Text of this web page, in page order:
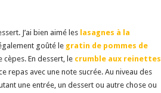
J’ai bien aimé les lasagnes à la
goûté le gratin de pommes de
En dessert, le crumble aux reinettes
repas avec une note sucrée. Au niveau des
une entrée, un dessert ou autre chose ou